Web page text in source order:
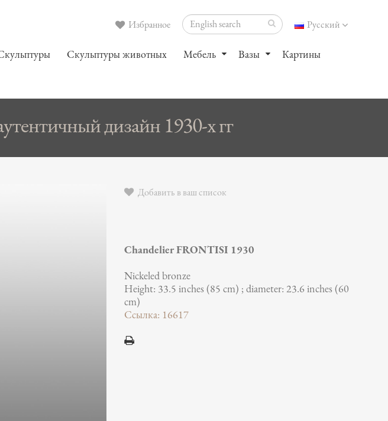
Русский
Избранное
Скульптуры животных Мебель Вазы
Картины
дизайн 1930-х гг
Добавить в ваш список
Chandelier FRONTISI 1930
Nickeled bronze
Height: 33.5 inches (85 cm) ; diameter: 23.6 inches (60
cm)
Ссылка: 16617